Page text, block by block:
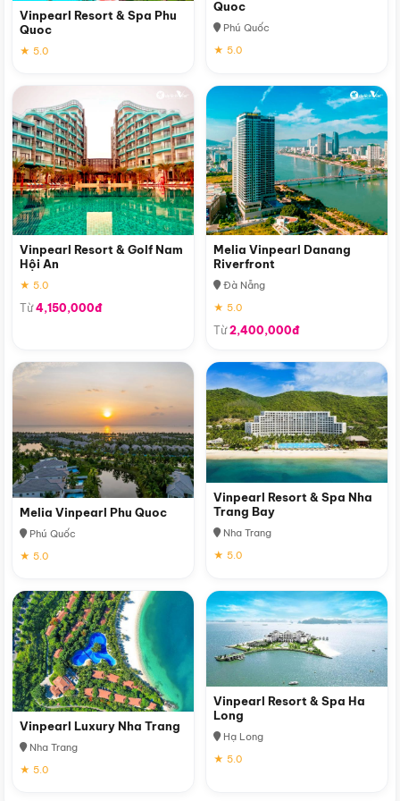
Vinpearl Resort & Spa Phu
Quoc
★ 5.0
Quoc
Phú Quốc
★ 5.0
Vinpearl Resort & Golf Nam
Hội An
★ 5.0
Từ4,150,000đ
Melia Vinpearl Danang
Riverfront
Đà Nẵng
★ 5.0
Từ2,400,000đ
Melia Vinpearl Phu Quoc
Phú Quốc
★ 5.0
Vinpearl Resort & Spa Nha
Trang Bay
Nha Trang
★ 5.0
Vinpearl Luxury Nha Trang
Nha Trang
★ 5.0
Vinpearl Resort & Spa Ha
Long
Hạ Long
★ 5.0